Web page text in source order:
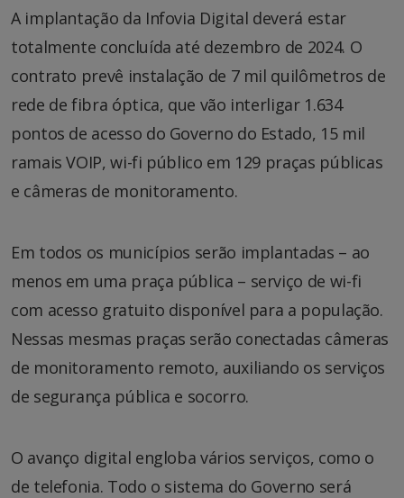
A implantação da Infovia Digital deverá estar
totalmente concluída até dezembro de 2024. O
contrato prevê instalação de 7 mil quilômetros de
rede de fibra óptica, que vão interligar 1.634
pontos de acesso do Governo do Estado, 15 mil
ramais VOIP, wi-fi público em 129 praças públicas
e câmeras de monitoramento.
Em todos os municípios serão implantadas – ao
menos em uma praça pública – serviço de wi-fi
com acesso gratuito disponível para a população.
Nessas mesmas praças serão conectadas câmeras
de monitoramento remoto, auxiliando os serviços
de segurança pública e socorro.
O avanço digital engloba vários serviços, como o
de telefonia. Todo o sistema do Governo será